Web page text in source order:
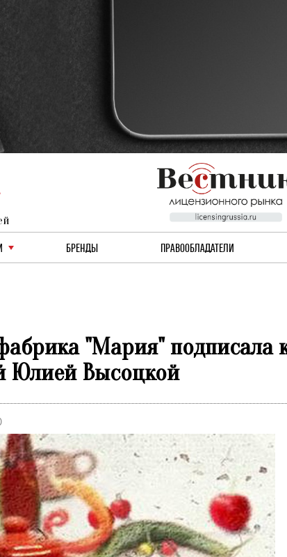
БРЕНДЫ ПРАВООБЛАДАТЕЛИ
"Мария" подписала
Юлией Высоцкой